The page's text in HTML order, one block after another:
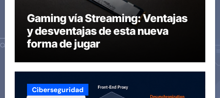
Gaming vía Streaming: Ventajas
y desventajas de esta nueva
forma de jugar
Ciberseguridad